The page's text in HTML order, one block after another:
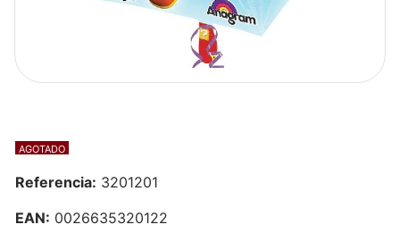
AGOTADO
Referencia: 3201201
EAN: 0026635320122